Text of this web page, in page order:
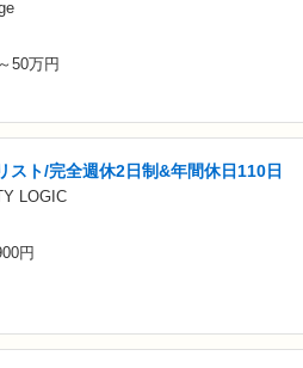
50万円
スト/完全週休2日制&年間休日110日
LOGIC
円